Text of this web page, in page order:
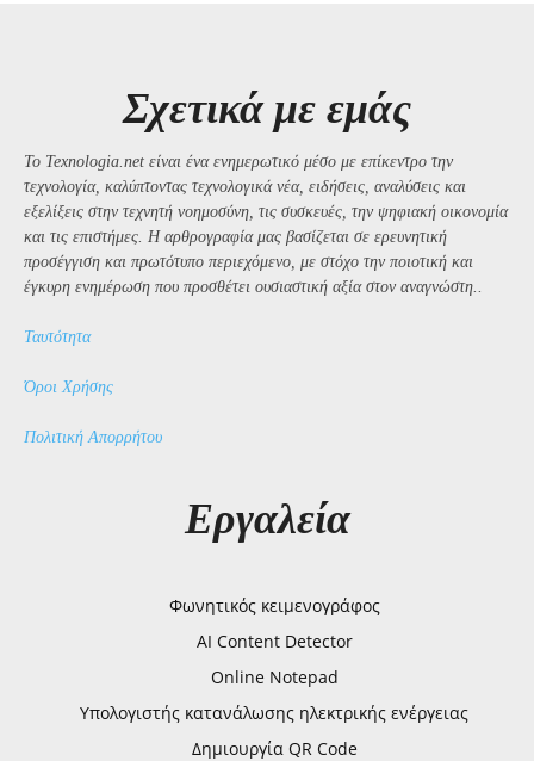
Σχετικά με εμάς
Το Texnologia.net είναι ένα ενημερωτικό μέσο με επίκεντρο την
τεχνολογία, καλύπτοντας τεχνολογικά νέα, ειδήσεις, αναλύσεις και
εξελίξεις στην τεχνητή νοημοσύνη, τις συσκευές, την ψηφιακή οικονομία
και τις επιστήμες. Η αρθρογραφία μας βασίζεται σε ερευνητική
προσέγγιση και πρωτότυπο περιεχόμενο, με στόχο την ποιοτική και
έγκυρη ενημέρωση που προσθέτει ουσιαστική αξία στον αναγνώστη..
Ταυτότητα
Όροι Χρήσης
Πολιτική Απορρήτου
Εργαλεία
Φωνητικός κειμενογράφος
AI Content Detector
Online Notepad
Υπολογιστής κατανάλωσης ηλεκτρικής ενέργειας
Δημιουργία QR Code